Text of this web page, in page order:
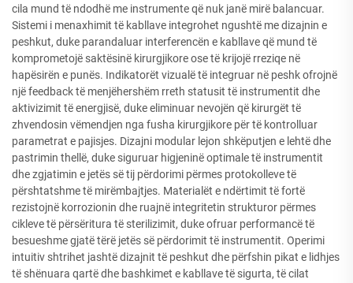
cila mund të ndodhë me instrumente që nuk janë mirë balancuar.
Sistemi i menaxhimit të kabllave integrohet ngushtë me dizajnin e
peshkut, duke parandaluar interferencën e kabllave që mund të
komprometojë saktësinë kirurgjikore ose të krijojë rreziqe në
hapësirën e punës. Indikatorët vizualë të integruar në peshk ofrojnë
një feedback të menjëhershëm rreth statusit të instrumentit dhe
aktivizimit të energjisë, duke eliminuar nevojën që kirurgët të
zhvendosin vëmendjen nga fusha kirurgjikore për të kontrolluar
parametrat e pajisjes. Dizajni modular lejon shkëputjen e lehtë dhe
pastrimin thellë, duke siguruar higjeninë optimale të instrumentit
dhe zgjatimin e jetës së tij përdorimi përmes protokolleve të
përshtatshme të mirëmbajtjes. Materialët e ndërtimit të fortë
rezistojnë korrozionin dhe ruajnë integritetin strukturor përmes
cikleve të përsëritura të sterilizimit, duke ofruar performancë të
besueshme gjatë tërë jetës së përdorimit të instrumentit. Operimi
intuitiv shtrihet jashtë dizajnit të peshkut dhe përfshin pikat e lidhjes
të shënuara qartë dhe bashkimet e kabllave të sigurta, të cilat